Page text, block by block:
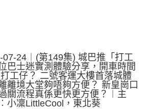
07-24︱(第149集) 城巴推「打工
巴士迷實測體驗分享，開車時間
工仔？ 二號客運大樓首落城體
離境大堂夠唔夠方便？ 新皇崗口
關流程真係更快更方便？︱主
小凜LittleCool，東北葵